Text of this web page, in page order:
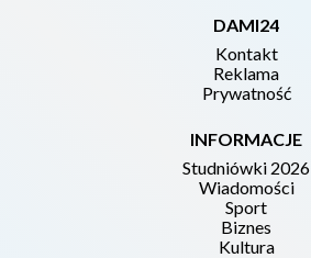
DAMI24
Kontakt
Reklama
Prywatność
INFORMACJE
Studniówki 2026
Wiadomości
Sport
Biznes
Kultura